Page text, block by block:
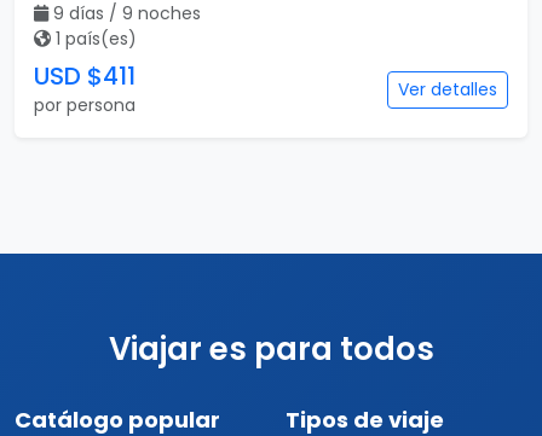
9 días / 9 noches
1 país(es)
USD $411
por persona
Ver detalles
Viajar es para todos
Catálogo popular Tipos de viaje